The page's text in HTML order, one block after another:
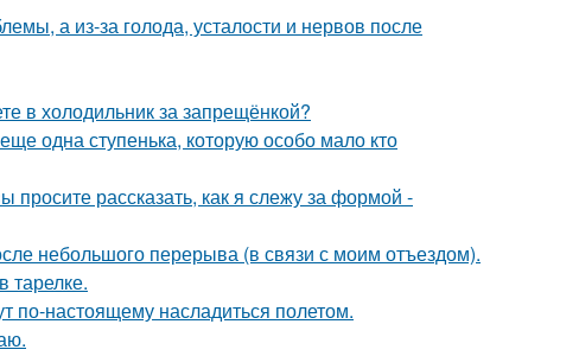
а из-за голода, усталости и нервов после
в холодильник за запрещёнкой?
одна ступенька, которую особо мало кто
просите рассказать, как я слежу за формой -
небольшого перерыва (в связи с моим отъездом).
тарелке.
по-настоящему насладиться полетом.